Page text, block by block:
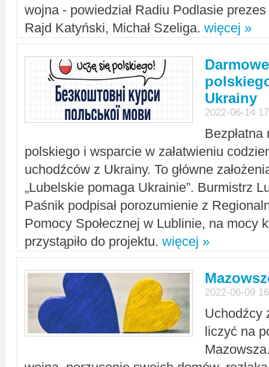
wojna - powiedział Radiu Podlasie
Rajd Katyński, Michał Szeliga. więcej »
Ukrainy
2022-06-14
polskiego i wsparcie w załatwieniu
uchodźców z Ukrainy. To główne
„Lubelskie pomaga Ukrainie”. Burmistrz
Paśnik podpisał porozumienie z
Pomocy Społecznej w Lublinie, na mocy
przystąpiło do projektu. więcej »
2022-06-09
Uchodźcy
liczyć na